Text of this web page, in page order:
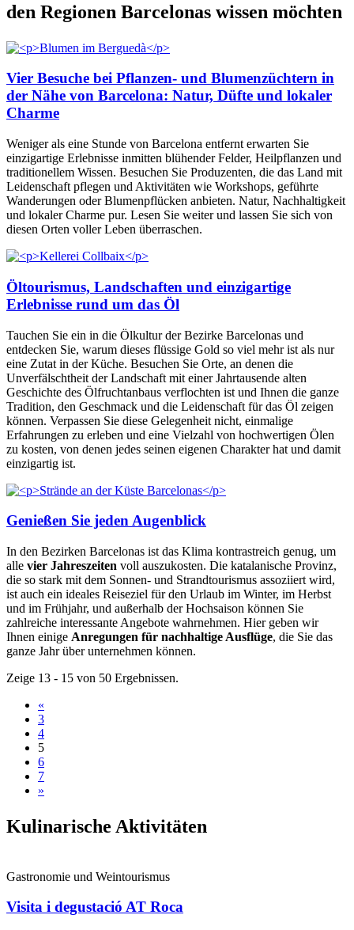
den Regionen Barcelonas wissen möchten
Vier Besuche bei Pflanzen- und Blumenzüchtern in
der Nähe von Barcelona: Natur, Düfte und lokaler
Charme
Weniger als eine Stunde von Barcelona entfernt erwarten Sie
einzigartige Erlebnisse inmitten blühender Felder, Heilpflanzen und
traditionellem Wissen. Besuchen Sie Produzenten, die das Land mit
Leidenschaft pflegen und Aktivitäten wie Workshops, geführte
Wanderungen oder Blumenpflücken anbieten. Natur, Nachhaltigkeit
und lokaler Charme pur. Lesen Sie weiter und lassen Sie sich von
diesen Orten voller Leben überraschen.
Öltourismus, Landschaften und einzigartige
Erlebnisse rund um das Öl
Tauchen Sie ein in die Ölkultur der Bezirke Barcelonas und
entdecken Sie, warum dieses flüssige Gold so viel mehr ist als nur
eine Zutat in der Küche. Besuchen Sie Orte, an denen die
Unverfälschtheit der Landschaft mit einer Jahrtausende alten
Geschichte des Ölfruchtanbaus verflochten ist und Ihnen die ganze
Tradition, den Geschmack und die Leidenschaft für das Öl zeigen
können. Verpassen Sie diese Gelegenheit nicht, einmalige
Erfahrungen zu erleben und eine Vielzahl von hochwertigen Ölen
zu kosten, von denen jedes seinen eigenen Charakter hat und damit
einzigartig ist.
Genießen Sie jeden Augenblick
In den Bezirken Barcelonas ist das Klima kontrastreich genug, um
alle vier Jahreszeiten voll auszukosten. Die katalanische Provinz,
die so stark mit dem Sonnen- und Strandtourismus assoziiert wird,
ist auch ein ideales Reiseziel für den Urlaub im Winter, im Herbst
und im Frühjahr, und außerhalb der Hochsaison können Sie
zahlreiche interessante Angebote wahrnehmen. Hier geben wir
Ihnen einige Anregungen für nachhaltige Ausflüge, die Sie das
ganze Jahr über unternehmen können.
Zeige 13 - 15 von 50 Ergebnissen.
«
3
4
5
6
7
»
Kulinarische Aktivitäten
Gastronomie und Weintourismus
Visita i degustació AT Roca